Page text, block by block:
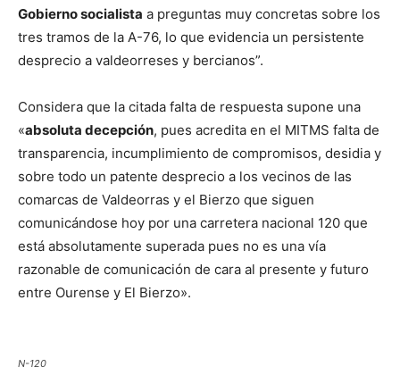
Gobierno socialista a preguntas muy concretas sobre los
tres tramos de la A-76, lo que evidencia un persistente
desprecio a valdeorreses y bercianos”.
Considera que la citada falta de respuesta supone una
«absoluta decepción, pues acredita en el MITMS falta de
transparencia, incumplimiento de compromisos, desidia y
sobre todo un patente desprecio a los vecinos de las
comarcas de Valdeorras y el Bierzo que siguen
comunicándose hoy por una carretera nacional 120 que
está absolutamente superada pues no es una vía
razonable de comunicación de cara al presente y futuro
entre Ourense y El Bierzo».
N-120